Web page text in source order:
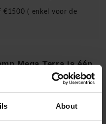
About
€1500 ( enkel voor de
Mega Terra is één
en veelzijdige
van meer dan 2 meter